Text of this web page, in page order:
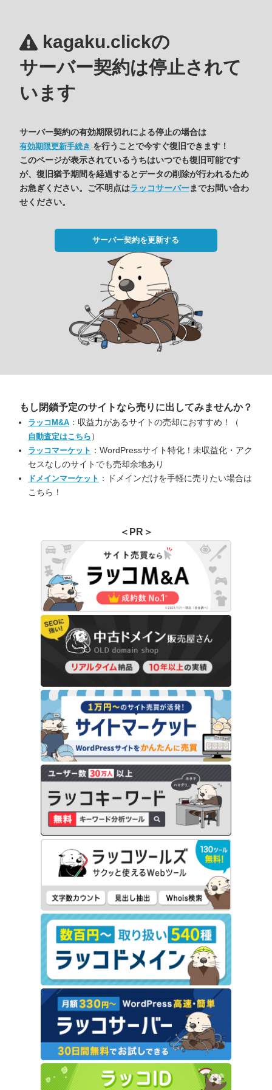
kagaku.clickの
サーバー契約は停止されて
います
サーバー契約の有効期限切れによる停止の場合は
有効期限更新手続き を行うことで今すぐ復旧できます！
このページが表示されているうちはいつでも復旧可能です
が、復旧猶予期間を経過するとデータの削除が行われるため
お急ぎください。ご不明点はラッコサーバーまでお問い合わ
せください。
サーバー契約を更新する
もし閉鎖予定のサイトなら売りに出してみませんか？
ラッコM&A ：収益力があるサイトの売却におすすめ！（
自動査定はこちら ）
ラッコマーケット ：WordPressサイト特化！未収益化・アク
セスなしのサイトでも売却余地あり
ドメインマーケット ：ドメインだけを手軽に売りたい場合は
こちら！
＜PR＞